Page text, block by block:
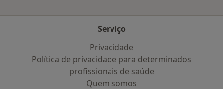
Serviço
Privacidade
Política de privacidade para determinados
profissionais de saúde
Quem somos